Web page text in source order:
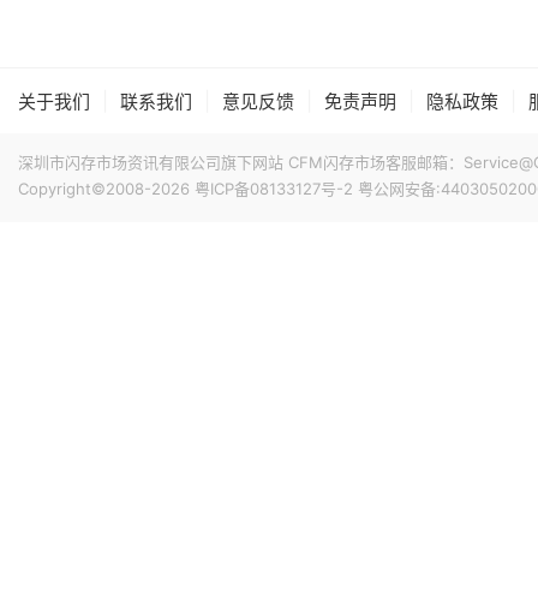
关于我们 联系我们 意见反馈 免责声明 隐私政策
深圳市闪存市场资讯有限公司旗下网站 CFM闪存市场客服邮箱：
Copyright©2008-2026 粤ICP备08133127号-2 粤公网安备